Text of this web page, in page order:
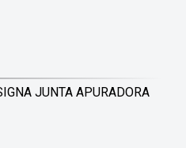
JUNTA APURADORA